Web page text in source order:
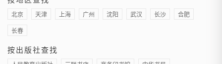
北京 天津 上海 广州 沈阳 武汉 长沙
合肥
长春
按出版社查找